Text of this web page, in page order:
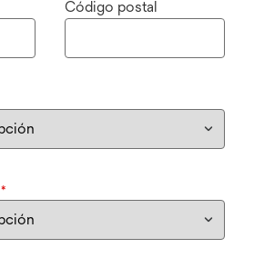
Código postal
*